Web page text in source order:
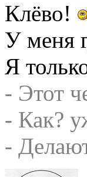
Клёво!
У меня
Я
- Этот
- Как?
-